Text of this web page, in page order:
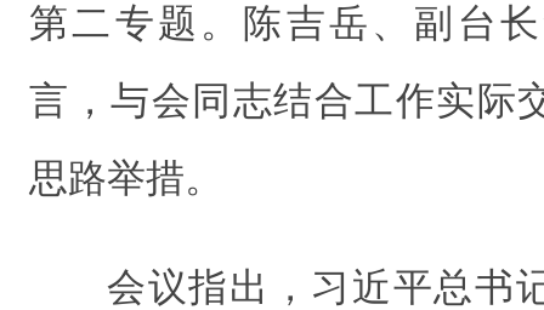
第二专题。陈吉岳、副台
言，与会同志结合工作实际
思路举措。
会议指出，习近平总书